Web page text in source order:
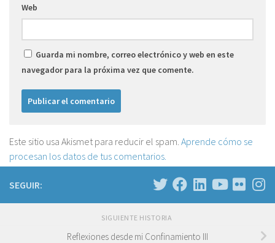
Web
Guarda mi nombre, correo electrónico y web en este
navegador para la próxima vez que comente.
Este sitio usa Akismet para reducir el spam. Aprende cómo se
procesan los datos de tus comentarios.
SEGUIR:
SIGUIENTE HISTORIA
Reflexiones desde mi Confinamiento III